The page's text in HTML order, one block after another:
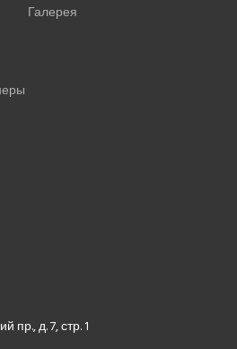
Галерея
пр., д. 7, стр. 1